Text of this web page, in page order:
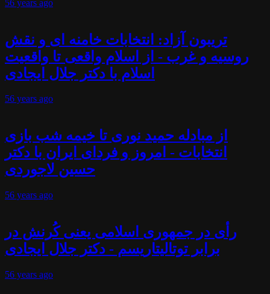
56 years ago
تریبون آزاد: انتخابات خامنه ای و نقش
روسیه و غرب - از اسلام واقعی تا واقعیت
اسلام با دکتر جلال ایجادی
56 years ago
از مبادله حمید نوری تا خیمه شب بازی
انتخابات - امروز و فردای ایران با دکتر
حسین لاجوردی
56 years ago
رأی در جمهوری اسلامی یعنی کُرنش در
برابر توتالیتاریسم - دکتر جلال ایجادی
56 years ago